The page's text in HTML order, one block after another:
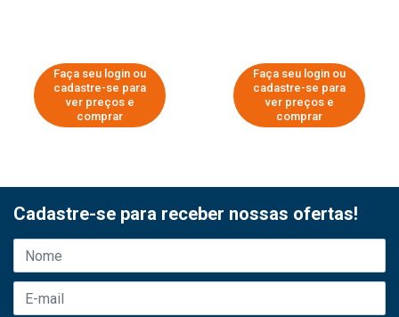
Faça seu login ou
cadastre-se para
ver preços e
comprar
Faça seu login ou
cadastre-se para
ver preços e
comprar
Cadastre-se para receber nossas ofertas!